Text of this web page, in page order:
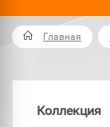
Главная
Коллекция